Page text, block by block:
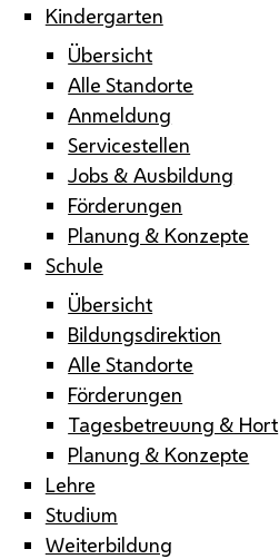
Kindergarten
Übersicht
Alle Standorte
Anmeldung
Servicestellen
Jobs & Ausbildung
Förderungen
Planung & Konzepte
Schule
Übersicht
Bildungsdirektion
Alle Standorte
Förderungen
Tagesbetreuung & Hort
Planung & Konzepte
Lehre
Studium
Weiterbildung